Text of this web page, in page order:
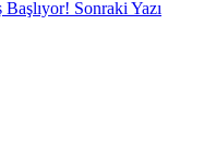
Başlıyor! Sonraki Yazı